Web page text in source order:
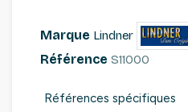
Marque Lindner
Référence S11000
Références spécifiques